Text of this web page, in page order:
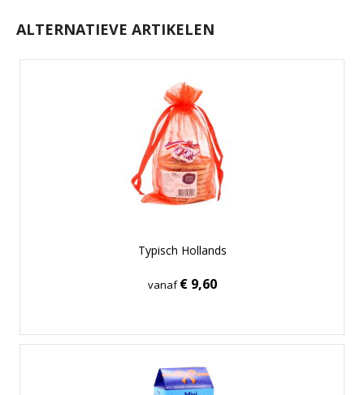
ALTERNATIEVE ARTIKELEN
Typisch Hollands
vanaf€ 9,60